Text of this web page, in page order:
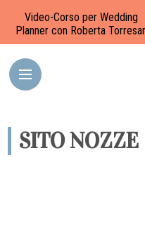
SITO NOZZE
Video-Corso per Wedding
Planner con Roberta